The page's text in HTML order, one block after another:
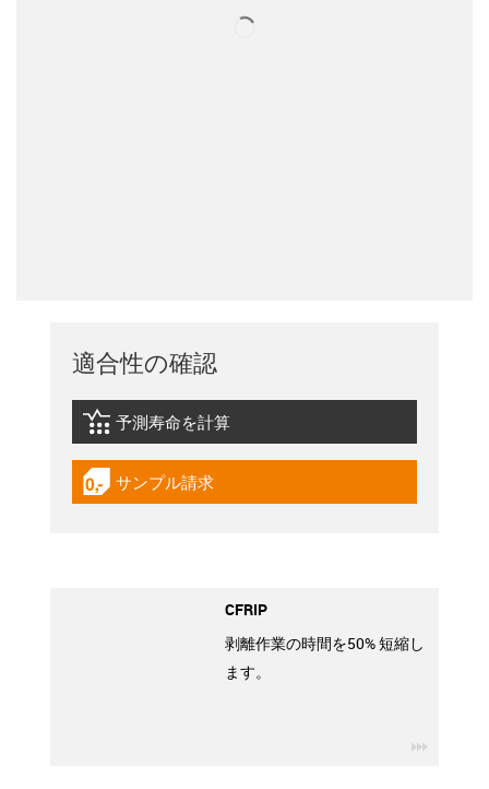
適合性の確認
igus-icon-lebensdauerrechner
予測寿命を計算
igus-icon-gratismuster
サンプル請求
CFRIP
剥離作業の時間を50% 短縮し
ます。